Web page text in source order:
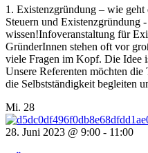
1. Existenzgründung – wie
Steuern und Existenzgründung
wissen!Infoveranstaltung für
GründerInnen stehen oft vor
viele Fragen im Kopf. Die Idee
Unsere Referenten möchten
die Selbstständigkeit begleiten
Mi. 28
28. Juni 2023 @ 9:00 - 11:00